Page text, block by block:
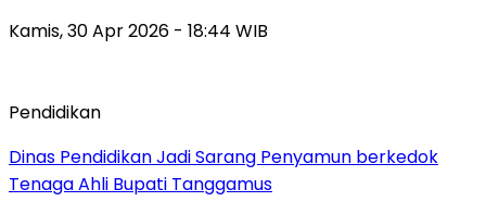
Kamis, 30 Apr 2026 - 18:44 WIB
Pendidikan
Dinas Pendidikan Jadi Sarang Penyamun berkedok
Tenaga Ahli Bupati Tanggamus